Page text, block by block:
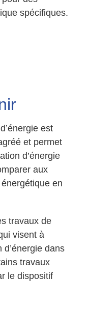
spécifiques.
est
et permet
d’énergie
aux
en
travaux de
visent à
dans
travaux
le dispositif